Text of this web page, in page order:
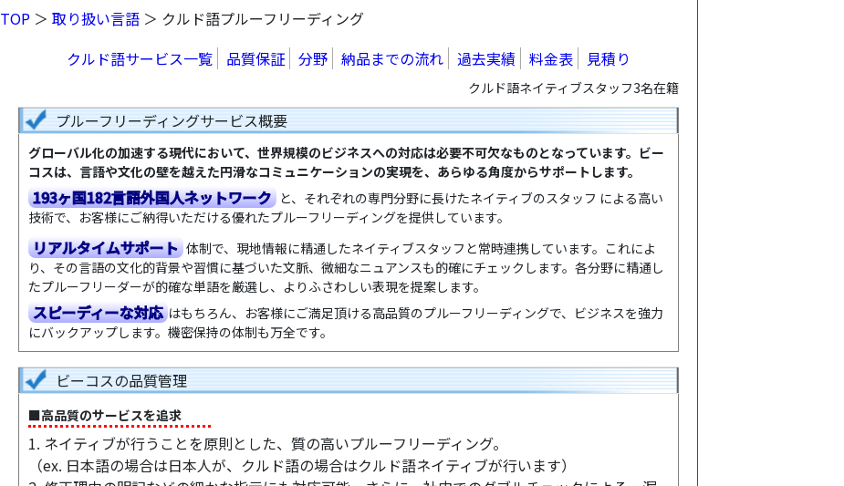
TOP ＞ 取り扱い言語 ＞ クルド語プルーフリーディング
クルド語サービス一覧
品質保証 分野 納品までの流れ 過去実績 料金表 見積り
クルド語ネイティブスタッフ3名在籍
プルーフリーディングサービス概要
グローバル化の加速する現代において、世界規模のビジネスへの対応は必要不可欠なものとなっています。ビー
コスは、言語や文化の壁を越えた円滑なコミュニケーションの実現を、あらゆる角度からサポートします。
193ヶ国182言語外国人ネットワーク と、それぞれの専門分野に長けたネイティブのスタッフ による高い
技術で、お客様にご納得いただける優れたプルーフリーディングを提供しています。
リアルタイムサポート 体制で、現地情報に精通したネイティブスタッフと常時連携しています。これによ
り、その言語の文化的背景や習慣に基づいた文脈、微細なニュアンスも的確にチェックします。各分野に精通し
たプルーフリーダーが的確な単語を厳選し、よりふさわしい表現を提案します。
スピーディーな対応 はもちろん、お客様にご満足頂ける高品質のプルーフリーディングで、ビジネスを強力
にバックアップします。機密保持の体制も万全です。
ビーコスの品質管理
■高品質のサービスを追求
1. ネイティブが行うことを原則とした、質の高いプルーフリーディング。
（ex. 日本語の場合は日本人が、クルド語の場合はクルド語ネイティブが行います）